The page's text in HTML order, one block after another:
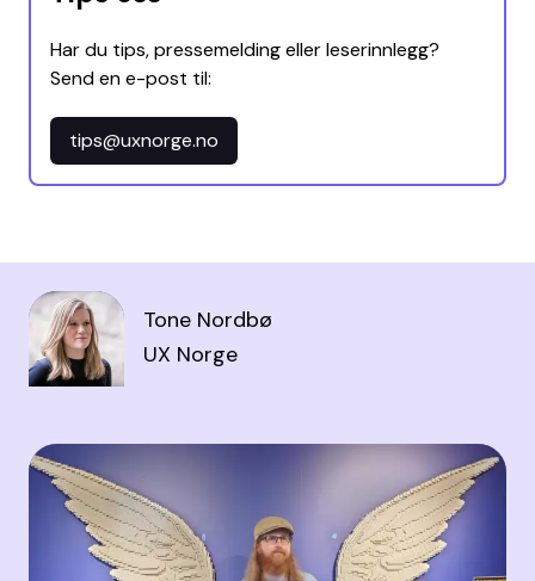
Har du tips, pressemelding eller leserinnlegg?
Send en e-post til:
tips@uxnorge.no
Tone Nordbø
UX Norge